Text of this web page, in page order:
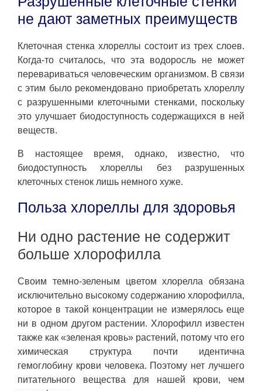
не дают заметных преимуществ
Клеточная стенка хлореллы состоит из трех слоев.
Когда-то считалось, что эта водоросль не может
перевариваться человеческим организмом. В связи
с этим было рекомендовано приобретать хлореллу
с разрушенными клеточными стенками, поскольку
это улучшает биодоступность содержащихся в ней
веществ.
В настоящее время, однако, известно, что
биодоступность хлореллы без разрушенных
клеточных стенок лишь немного хуже.
Польза хлореллы для здоровья
Ни одно растение не содержит
больше хлорофилла
Своим темно-зеленым цветом хлорелла обязана
исключительно высокому содержанию хлорофилла,
которое в такой концентрации не измерялось еще
ни в одном другом растении. Хлорофилл известен
также как «зеленая кровь» растений, потому что его
химическая структура почти идентична
гемоглобину крови человека. Поэтому нет лучшего
питательного вещества для нашей крови, чем